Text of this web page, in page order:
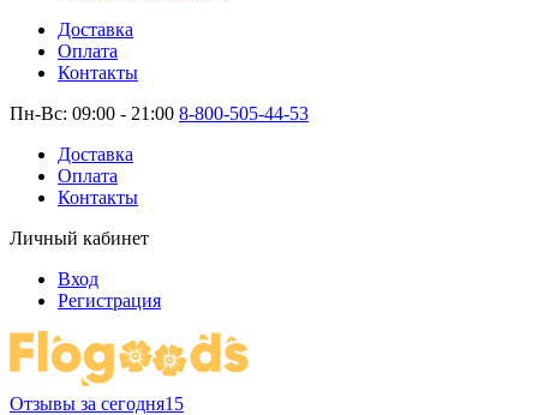
Доставка
Оплата
Контакты
Пн-Вс: 09:00 - 21:00 8-800-505-44-53
Доставка
Оплата
Контакты
Личный кабинет
Вход
Регистрация
Отзывы за сегодня15